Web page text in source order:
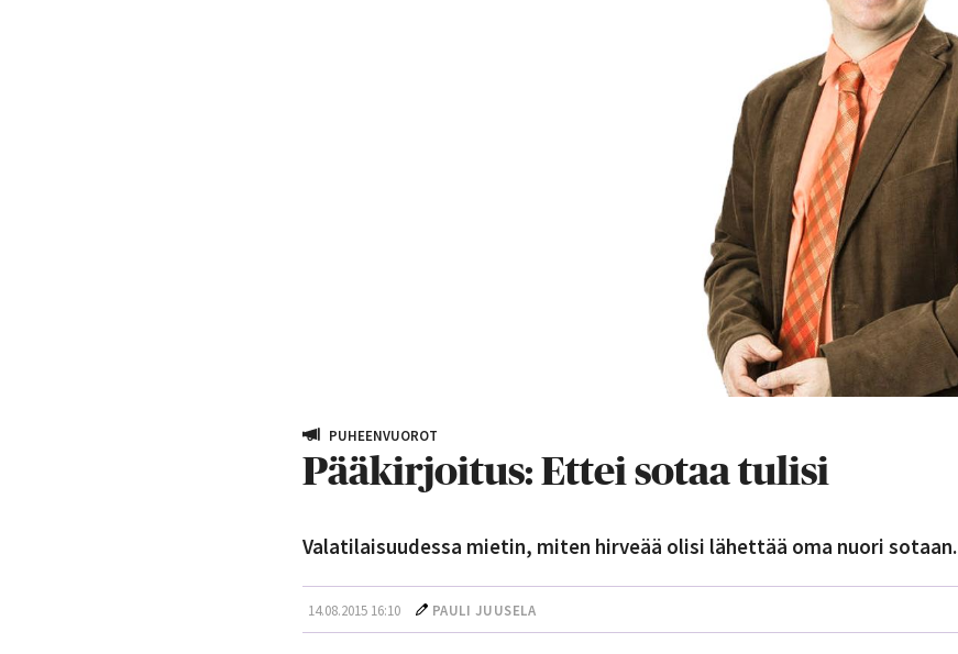
PUHEENVUOROT
Pääkirjoitus: Ettei sotaa tulisi
Valatilaisuudessa mietin, miten hirveää olisi lähettää oma nuori sotaan.
14.08.2015 16:10 PAULI JUUSELA